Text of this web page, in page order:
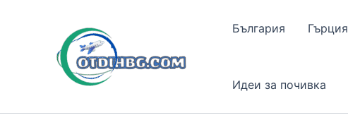
България Гърция
Идеи за почивка